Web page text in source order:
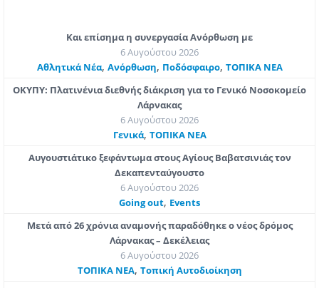
Και επίσημα η συνεργασία Ανόρθωση με
6 Αυγούστου 2026
Αθλητικά Νέα, Ανόρθωση, Ποδόσφαιρο, ΤΟΠΙΚΑ ΝΕΑ
ΟΚΥΠΥ: Πλατινένια διεθνής διάκριση για το Γενικό Νοσοκομείο
Λάρνακας
6 Αυγούστου 2026
Γενικά, ΤΟΠΙΚΑ ΝΕΑ
Αυγουστιάτικο ξεφάντωμα στους Αγίους Βαβατσινιάς τον
Δεκαπενταύγουστο
6 Αυγούστου 2026
Going out, Εvents
Μετά από 26 χρόνια αναμονής παραδόθηκε ο νέος δρόμος
Λάρνακας – Δεκέλειας
6 Αυγούστου 2026
ΤΟΠΙΚΑ ΝΕΑ, Τοπική Αυτοδιοίκηση